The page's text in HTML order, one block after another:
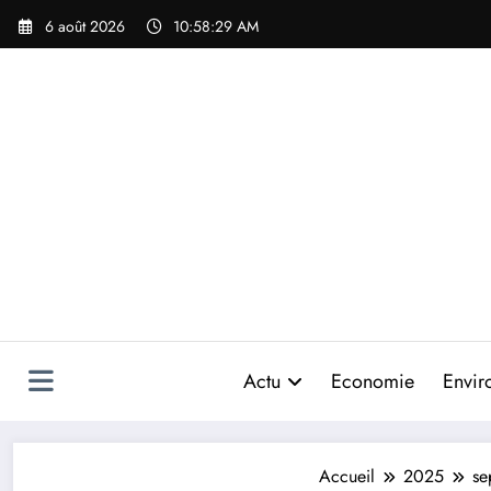
Aller
6 août 2026 10:58:30 AM
Actu Economie
Accueil 2025